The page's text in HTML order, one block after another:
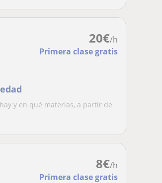
20€/h
Primera clase gratis
y en qué materias, a partir de
8€/h
Primera clase gratis